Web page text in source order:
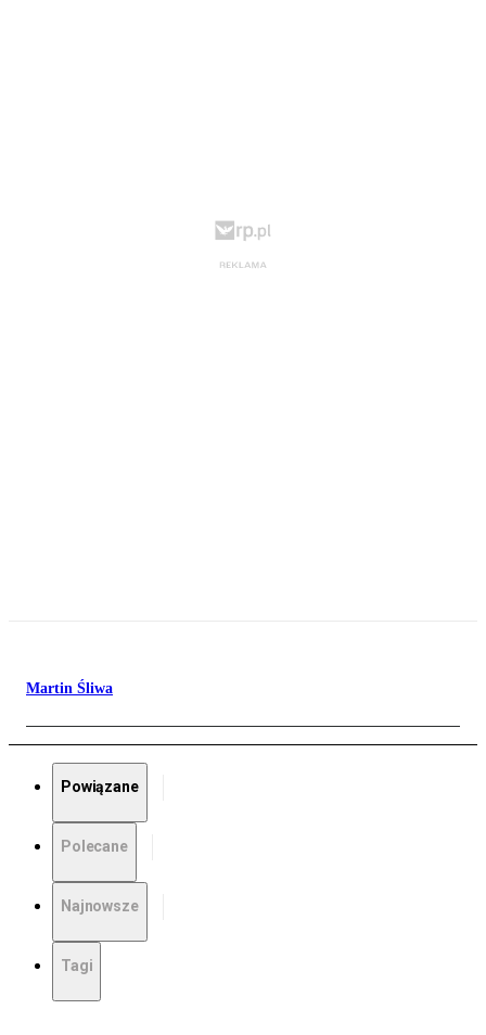
Martin Śliwa
Powiązane
Polecane
Najnowsze
Tagi